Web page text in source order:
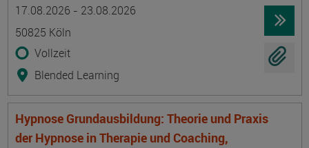
17.08.2026 - 23.08.2026
50825 Köln
Vollzeit
Blended Learning
Hypnose Grundausbildung: Theorie und Praxis
der Hypnose in Therapie und Coaching,